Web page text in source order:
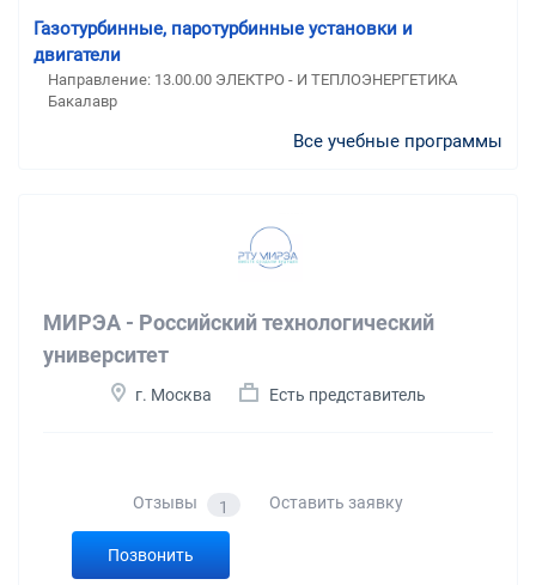
Газотурбинные, паротурбинные установки и
двигатели
Направление: 13.00.00 ЭЛЕКТРО - И ТЕПЛОЭНЕРГЕТИКА
Бакалавр
Все учебные программы
МИРЭА - Российский технологический
университет
г. Москва Есть представитель
Отзывы 1 Оставить заявку
Позвонить